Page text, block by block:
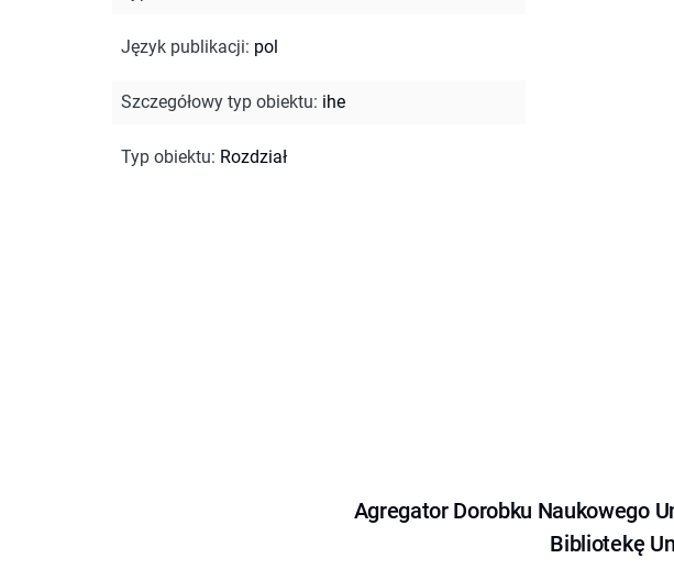
Język publikacji: pol
Szczegółowy typ obiektu: ihe
Typ obiektu: Rozdział
Agregator Dorobku Naukowego
Bibliotekę